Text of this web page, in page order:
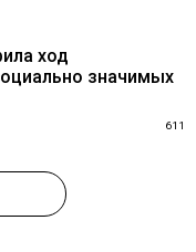
ход
значимых
611